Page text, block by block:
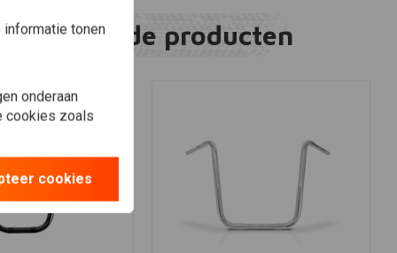
producten
informatie tonen
onderaan
cookies zoals
cookies